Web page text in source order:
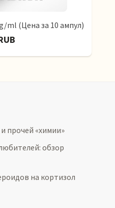
ml (Цена за 10 ампул)
прочей «химии»
обзор
на кортизол